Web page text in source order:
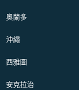
奧蘭多
沖繩
西雅圖
安克拉治